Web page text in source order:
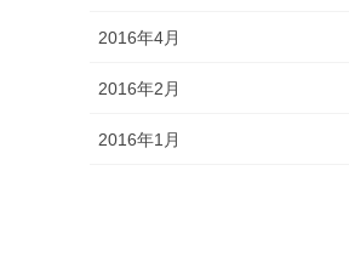
2016年4月
2016年2月
2016年1月